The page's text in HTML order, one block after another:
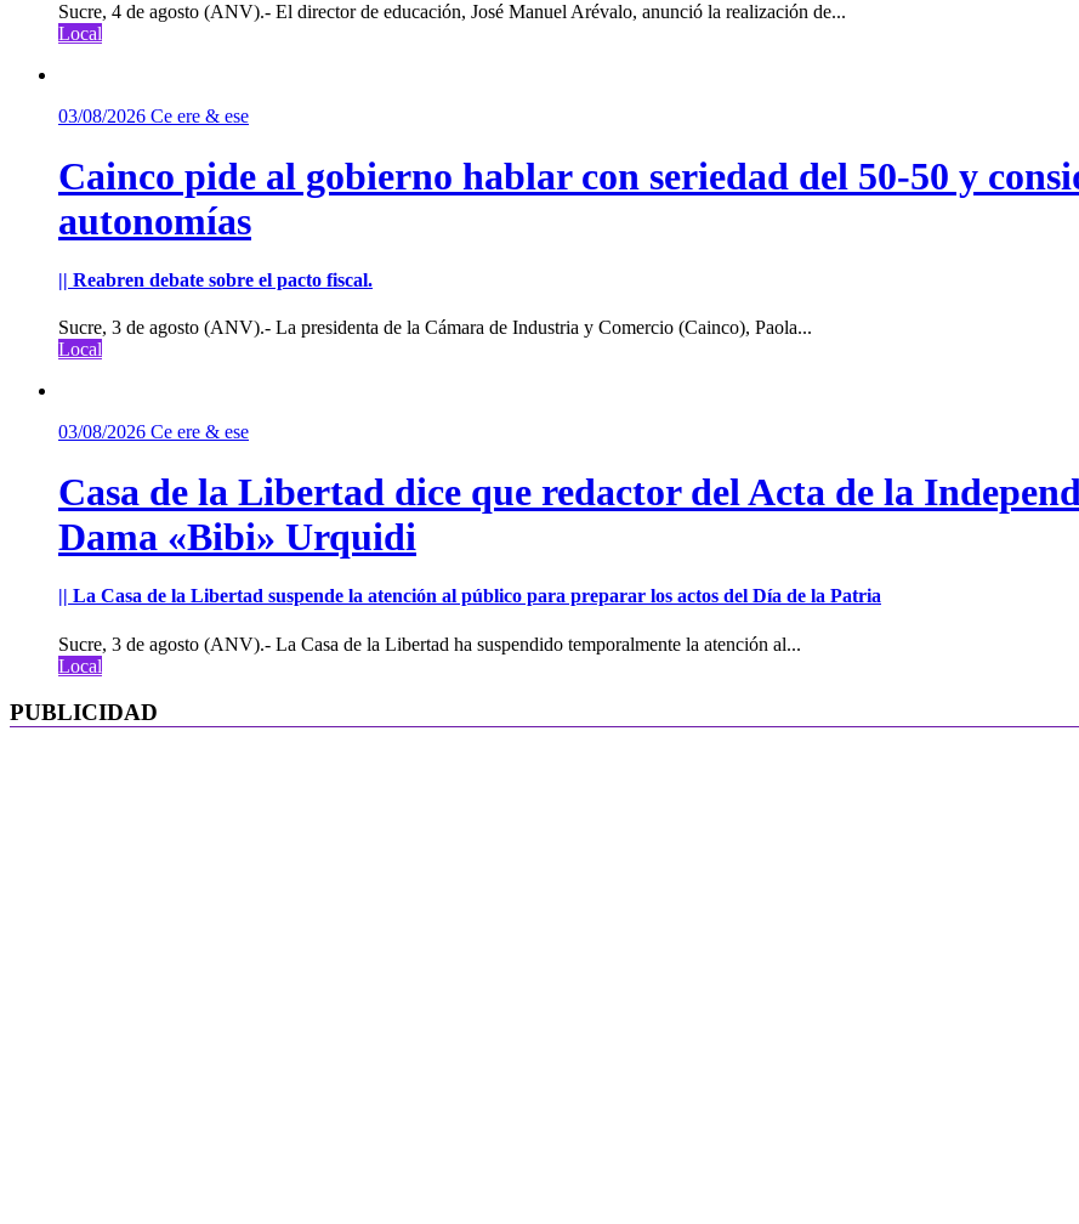
Sucre, 4 de agosto (ANV).- El director de educación, José Manuel Arévalo, anunció la realización de...
Local
03/08/2026 Ce ere & ese
Cainco pide al gobierno hablar con seriedad del 50-50 y
autonomías
|| Reabren debate sobre el pacto fiscal.
Sucre, 3 de agosto (ANV).- La presidenta de la Cámara de Industria y Comercio (Cainco), Paola...
Local
03/08/2026 Ce ere & ese
Casa de la Libertad dice que redactor del Acta de la
Dama «Bibi» Urquidi
|| La Casa de la Libertad suspende la atención al público para preparar los actos del Día de la Patria
Sucre, 3 de agosto (ANV).- La Casa de la Libertad ha suspendido temporalmente la atención al...
Local
PUBLICIDAD